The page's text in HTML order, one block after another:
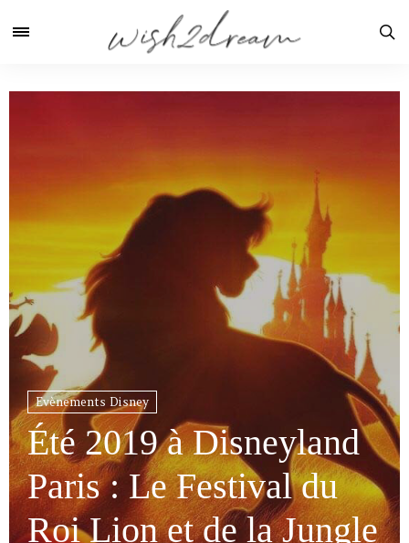
Evènements Disney
Été 2019 à Disneyland
Paris : Le Festival du
Roi Lion et de la Jungle